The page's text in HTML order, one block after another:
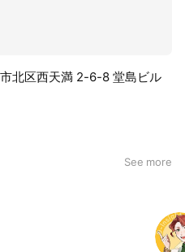
北区西天満 2-6-8 堂島ビル
See more